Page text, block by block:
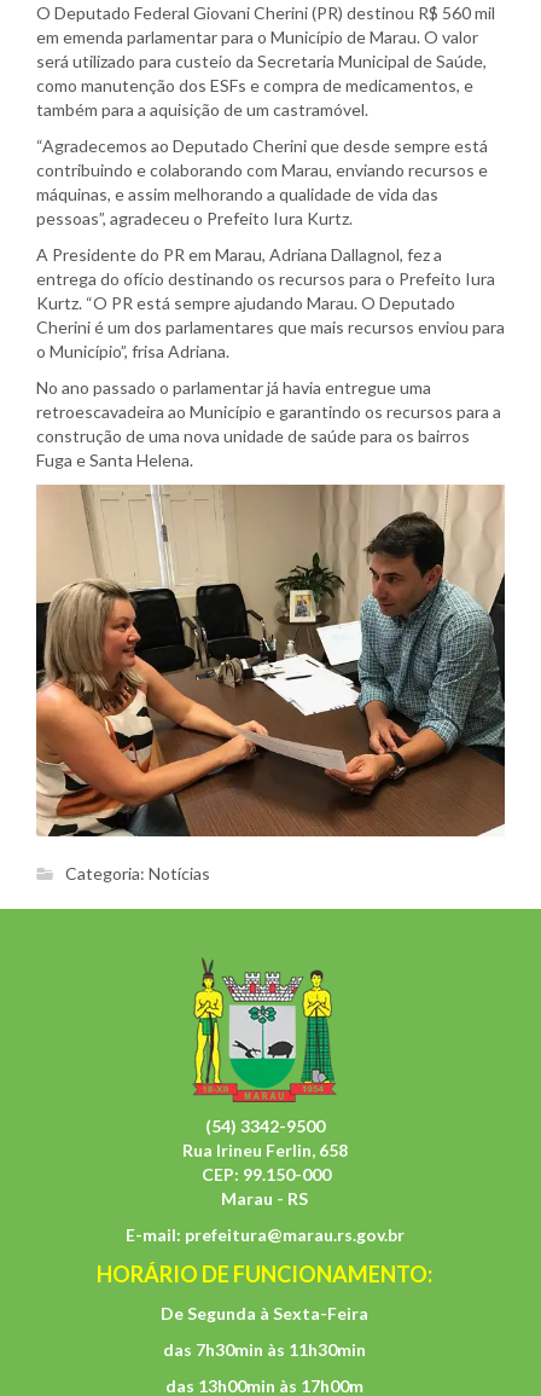
O Deputado Federal Giovani Cherini (PR) destinou R$ 560 mil
em emenda parlamentar para o Município de Marau. O valor
será utilizado para custeio da Secretaria Municipal de Saúde,
como manutenção dos ESFs e compra de medicamentos, e
também para a aquisição de um castramóvel.
“Agradecemos ao Deputado Cherini que desde sempre está
contribuindo e colaborando com Marau, enviando recursos e
máquinas, e assim melhorando a qualidade de vida das
pessoas”, agradeceu o Prefeito Iura Kurtz.
A Presidente do PR em Marau, Adriana Dallagnol, fez a
entrega do ofício destinando os recursos para o Prefeito Iura
Kurtz. “O PR está sempre ajudando Marau. O Deputado
Cherini é um dos parlamentares que mais recursos enviou para
o Município”, frisa Adriana.
No ano passado o parlamentar já havia entregue uma
retroescavadeira ao Município e garantindo os recursos para a
construção de uma nova unidade de saúde para os bairros
Fuga e Santa Helena.
Categoria: Notícias
(54) 3342-9500
Rua Irineu Ferlin, 658
CEP: 99.150-000
Marau - RS
E-mail: prefeitura@marau.rs.gov.br
HORÁRIO DE FUNCIONAMENTO:
De Segunda à Sexta-Feira
das 7h30min às 11h30min
das 13h00min às 17h00m